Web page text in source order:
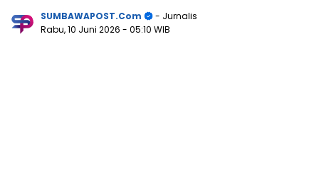
SUMBAWAPOST.com
- Jurnalis
Rabu, 10 Juni 2026 - 05:10 WIB